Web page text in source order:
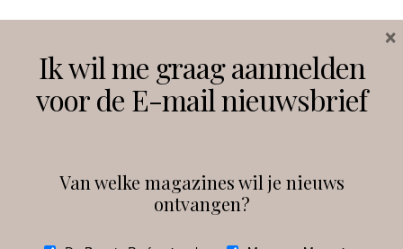
Instagram Facebook
debeautyprofessional
Ik wil me graag aanmelden
voor de E-mail nieuwsbrief
Van welke magazines wil je nieuws
ontvangen?
×